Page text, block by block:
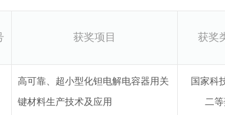
获奖项目 获奖
高可靠、超小型化钽电解电容器用关
键材料生产技术及应用
国家科
二